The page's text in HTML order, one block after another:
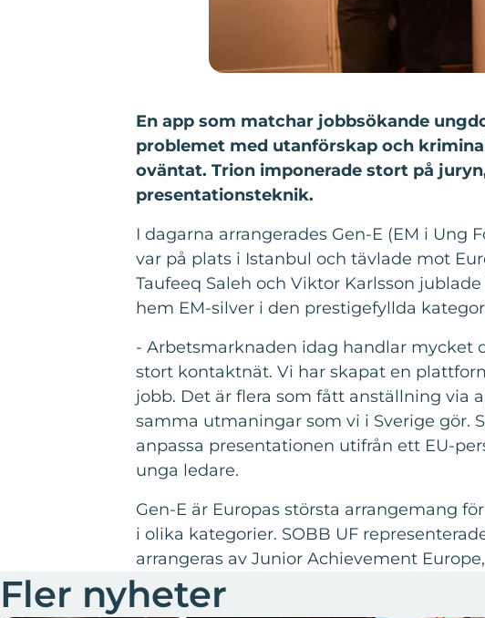
En app som matchar jobbsökande
problemet med utanförskap och
oväntat. Trion imponerade stort på
presentationsteknik.
I dagarna arrangerades Gen-E (EM i Ung
var på plats i Istanbul och tävlade mot
Taufeeq Saleh och Viktor Karlsson
hem EM-silver i den prestigefyllda
- Arbetsmarknaden idag handlar mycket
stort kontaktnät. Vi har skapat en
jobb. Det är flera som fått anställning via
samma utmaningar som vi i Sverige gör.
anpassa presentationen utifrån ett EU-
unga ledare.
Gen-E är Europas största arrangemang
i olika kategorier. SOBB UF
arrangeras av Junior Achievement
Fler nyheter